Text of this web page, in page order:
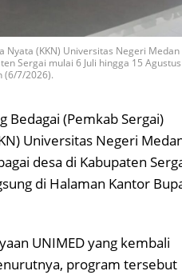
Nyata (KKN) Universitas Negeri Medan
Sergai mulai 6 Juli hingga 15
(6/7/2026).
Bedagai (Pemkab Sergai)
Universitas Negeri
desa di Kabupaten
di Halaman Kantor
UNIMED yang kembali
program tersebut